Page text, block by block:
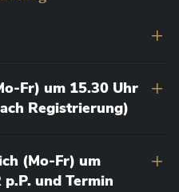
Fr) um 15.30 Uhr
Registrierung)
(Mo-Fr) um
und Termin